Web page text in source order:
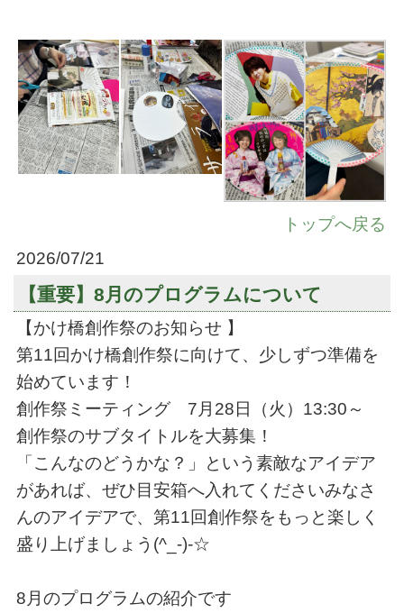
トップへ戻る
2026/07/21
【重要】8月のプログラムについて
【かけ橋創作祭のお知らせ 】
第11回かけ橋創作祭に向けて、少しずつ準備を
始めています！
創作祭ミーティング 7月28日（火）13:30～
創作祭のサブタイトルを大募集！
「こんなのどうかな？」という素敵なアイデア
があれば、ぜひ目安箱へ入れてくださいみなさ
んのアイデアで、第11回創作祭をもっと楽しく
盛り上げましょう(^_-)-☆
8月のプログラムの紹介です